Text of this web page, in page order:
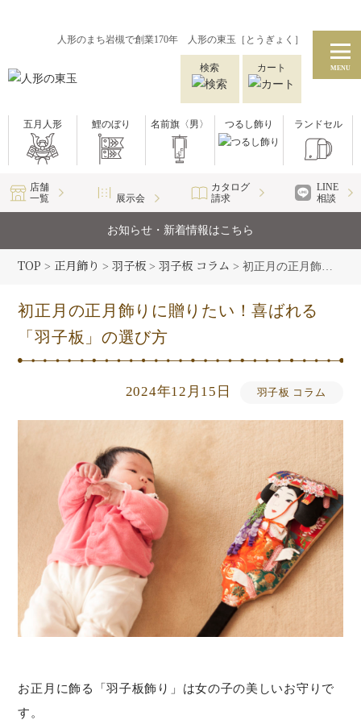
人形のまち岩槻で創業170年 人形の東玉［とうぎょく］
検索 カート MENU
五月人形 鯉のぼり 名前旗〈男〉 つるし飾り ランドセル
店舗
一覧
展示会
カタログ
請求
LINE
相談
お知らせ・新着情報はこちら
TOP > 正月飾り >羽子板 >羽子板 コラム >初正月の正月飾りに贈りたい！喜ばれる「羽子板」の選び方
初正月の正月飾りに贈りたい！喜ばれる
「羽子板」の選び方
2024年12月15日 羽子板 コラム
お正月に飾る「羽子板飾り」は女の子の美しいお守りで
す。